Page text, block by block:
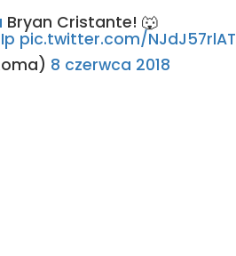
Bryan Cristante! 🐺
pic.twitter.com/NJdJ57rlAT
8 czerwca 2018